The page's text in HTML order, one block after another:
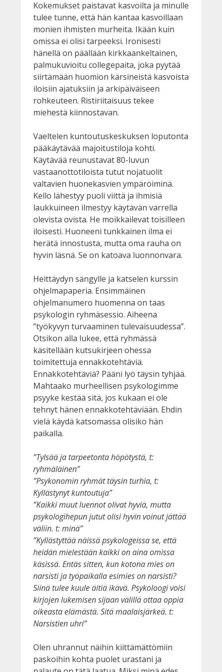
Kokemukset paistavat kasvoilta ja minulle
tulee tunne, että hän kantaa kasvoillaan
monien ihmisten murheita. Ikään kuin
omissa ei olisi tarpeeksi. Ironisesti
hänellä on päällään kirkkaankeltainen,
palmukuvioitu collegepaita, joka pyytää
siirtämään huomion kärsineistä kasvoista
iloisiin ajatuksiin ja arkipäiväiseen
rohkeuteen. Ristiriitaisuus tekee
miehestä kiinnostavan.
Vaeltelen kuntoutuskeskuksen loputonta
pääkäytävää majoitustiloja kohti.
Käytävää reunustavat 80-luvun
vastaanottotiloista tutut nojatuolit
valtavien huonekasvien ympäröiminä.
Kello lähestyy puoli viittä ja ihmisiä
laukkuineen ilmestyy käytävän varrella
olevista ovista. He moikkailevat toisilleen
iloisesti. Huoneeni tunkkainen ilma ei
herätä innostusta, mutta oma rauha on
hyvin läsnä. Se on katoava luonnonvara.
Heittäydyn sängylle ja katselen kurssin
ohjelmapaperia. Ensimmäinen
ohjelmanumero huomenna on taas
psykologin ryhmäsessio. Aiheena
”työkyvyn turvaaminen tulevaisuudessa”.
Otsikon alla lukee, että ryhmässä
käsitellään kutsukirjeen ohessa
toimitettuja ennakkotehtäviä.
Ennakkotehtäviä? Pääni lyö täysin tyhjää.
Mahtaako murheellisen psykologimme
psyyke kestää sitä, jos kukaan ei ole
tehnyt hänen ennakkotehtäviään. Ehdin
vielä käydä katsomassa olisiko hän
paikalla.
”Tylsää ja tarpeetonta höpötystä, t:
ryhmäläinen”
”Psykonomin ryhmät täysin turhia, t:
Kyllästynyt kuntoutuja”
”Kaikki muut luennot olivat hyviä, mutta
psykologihepun jutut olisi hyvin voinut jättää
väliin. t: minä”
”Kyllästyttää näissä psykologeissa se, että
heidän mielestään kaikki on aina omissa
käsissä. Entäs sitten, kun kotona mies on
narsisti ja työpaikalla esimies on narsisti?
Siinä tulee kuule äitiä ikävä. Psykoloogi voisi
kirjojen lukemisen sijaan välillä ottaa oppia
oikeasta elämästä. Sitä maalaisjärkeä. t:
Narsistien uhri”
Olen uhrannut näihin kiittämättömiin
paskoihin kohta puolet urastani ja